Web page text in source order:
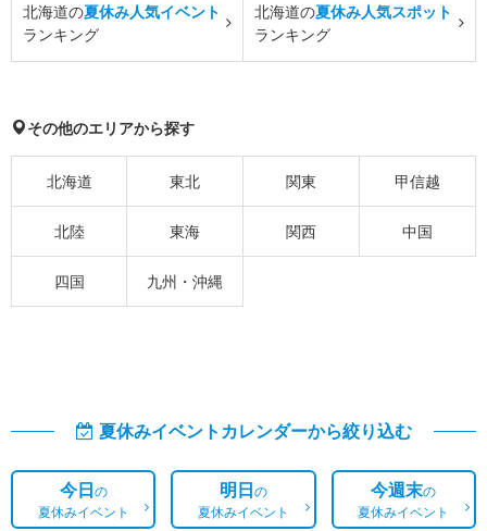
北海道の夏休み人気イベント
ランキング
北海道の夏休み人気スポット
ランキング
その他のエリアから探す
北海道 東北 関東 甲信越
北陸 東海 関西 中国
四国 九州・沖縄
夏休みイベントカレンダーから絞り込む
今日の
夏休みイベント
明日の
夏休みイベント
今週末の
夏休みイベント